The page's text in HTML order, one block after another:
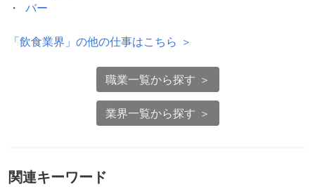
バー
「飲食業界 」の他の仕事はこちら ＞
職業一覧から探す ＞
業界一覧から探す ＞
関連キーワード